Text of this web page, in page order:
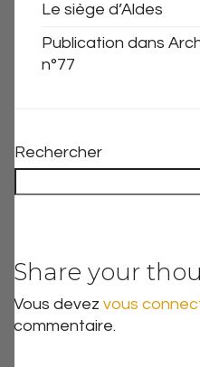
Le siège d’Aldes
Publication dans
n°77
Rechercher
Share your
Vous devez vous
commentaire.